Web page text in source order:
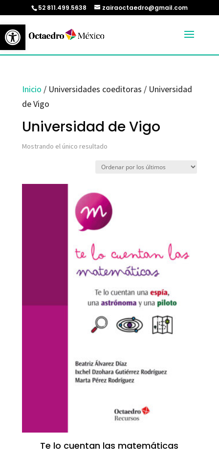
Abrir barra de herramientas
52 811.499.5638 zairaoctaedro@gmail.com
Inicio / Universidades coeditoras / Universidad
de Vigo
Universidad de Vigo
Mostrando el único resultado
Te lo cuentan las matemáticas